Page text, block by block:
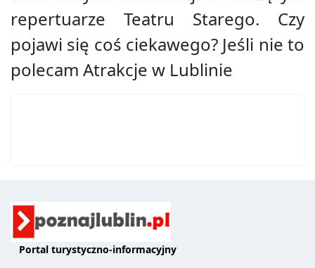
repertuarze Teatru Starego. Czy
pojawi się coś ciekawego? Jeśli nie to
polecam Atrakcje w Lublinie
Portal turystyczno-informacyjny